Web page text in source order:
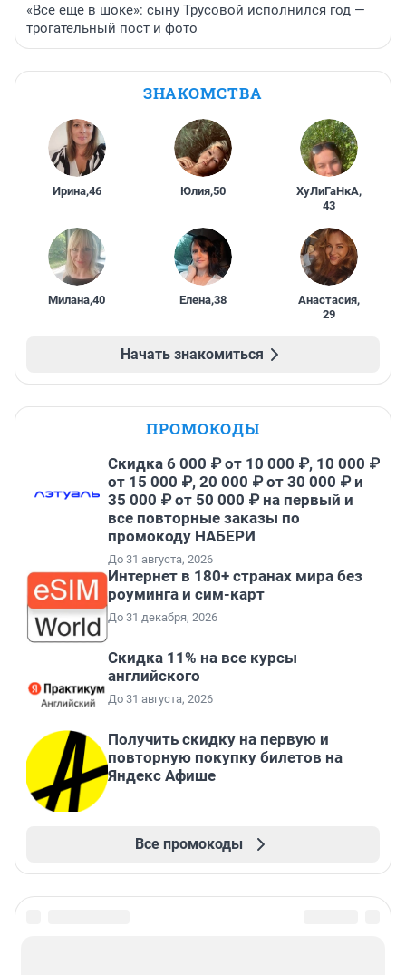
«Все еще в шоке»: сыну Трусовой исполнился год —
трогательный пост и фото
ЗНАКОМСТВА
Ирина,46 Юлия,50 ХуЛиГаНкА,
43
Милана,40 Елена,38 Анастасия,
29
Начать знакомиться
ПРОМОКОДЫ
Скидка 6 000 ₽ от 10 000 ₽, 10 000 ₽
от 15 000 ₽, 20 000 ₽ от 30 000 ₽ и
35 000 ₽ от 50 000 ₽ на первый и
все повторные заказы по
промокоду НАБЕРИ
До 31 августа, 2026
Интернет в 180+ странах мира без
роуминга и сим-карт
До 31 декабря, 2026
Скидка 11% на все курсы
английского
До 31 августа, 2026
Получить скидку на первую и
повторную покупку билетов на
Яндекс Афише
Все промокоды